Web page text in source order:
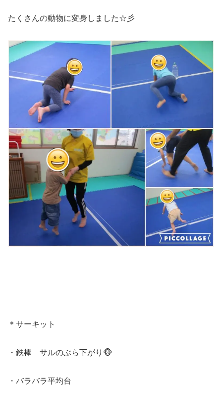
たくさんの動物に変身しました☆彡
＊サーキット
・鉄棒 サルのぶら下がり🐵
・バラバラ平均台